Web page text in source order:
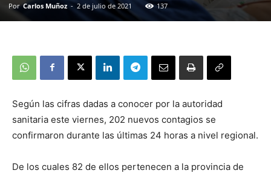
Por Carlos Muñoz - 2 de julio de 2021 137
Según las cifras dadas a conocer por la autoridad
sanitaria este viernes, 202 nuevos contagios se
confirmaron durante las últimas 24 horas a nivel regional.
De los cuales 82 de ellos pertenecen a la provincia de